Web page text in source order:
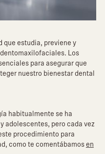
que estudia, previene y
Los
para asegurar que
nuestro bienestar dental
habitualmente se ha
adolescentes, pero cada vez
procedimiento para
como te comentábamosen